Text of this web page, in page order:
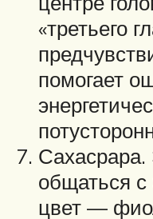
«третьего
помогает
Сахасрара.
общаться
цвет —